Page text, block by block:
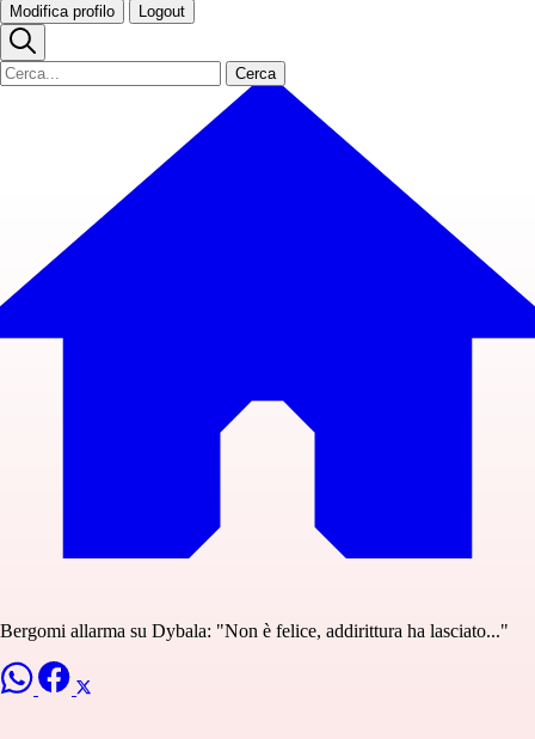
Modifica profilo Logout
Cerca
Bergomi allarma su Dybala: "Non è felice, addirittura ha lasciato..."